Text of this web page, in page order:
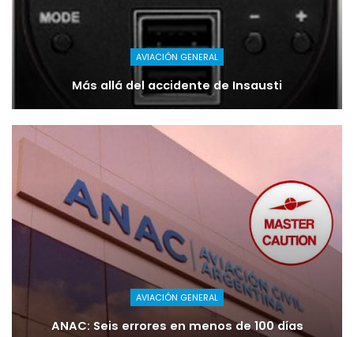
AVIACIÓN GENERAL
Más allá del accidente de Insausti
AVIACIÓN GENERAL
ANAC: Seis errores en menos de 100 días